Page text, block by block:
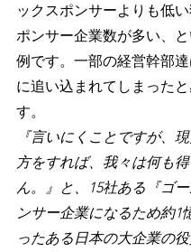
ックスポンサーよりも低
ポンサー企業数が多い、
例です。一部の経営幹部
に追い込まれてしまった
す。
『言いにくことですが、
方をすれば、我々は何も
ん。』と、15社ある『ゴ
ンサー企業になるため約1
ったある日本の大企業の